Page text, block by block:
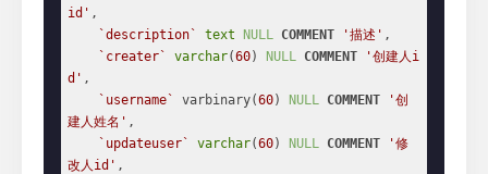
id' ,
`description`
text NULL COMMENT '描述' ,
`creater`
varchar(60) NULL COMMENT
'创建人i
d' ,
`username`
varbinary(60) NULL COMMENT
'创
建人姓名' ,
`updateuser`
varchar(60) NULL COMMENT
'修
改人id' ,